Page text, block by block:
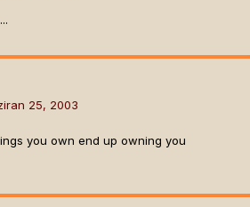
25, 2003
you own end up owning you